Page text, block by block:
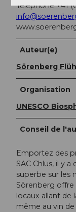
Téléphone +41
Auteur(e)
Sörenberg
Organisation
UNESCO
Conseil de
Emportez des
SAC Chlus, il y
superbe sur les
Sörenberg
locaux allant de
même au vin